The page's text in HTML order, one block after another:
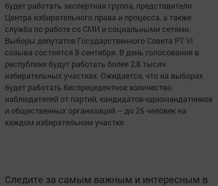
будет работать экспертная группа, представители
Центра избирательного права и процесса, а также
служба по работе со СМИ и социальными сетями.
Выборы депутатов Государственного Совета РТ VI
созыва состоятся 8 сентября. В день голосования в
республике будут работать более 2,8 тысяч
избирательных участках. Ожидается, что на выборах
будет работать беспрецедентное количество
наблюдателей от партий, кандидатов-одномандатников
и общественных организаций – до 25 человек на
каждом избирательном участке.
Следите за самым важным и интересным в